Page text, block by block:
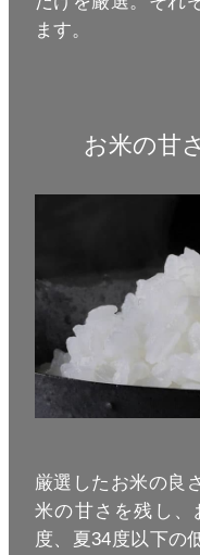
ます。
お米の甘
厳選したお米の良
米の甘さを残し、
度、夏34度以下の